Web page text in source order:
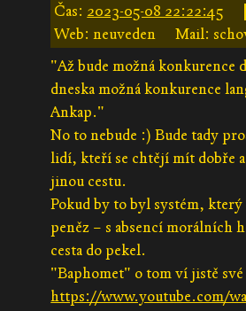
Čas: 2023-05-08 22:22:45
Web: neuveden
Mail:
"Až bude možná konkurence
dneska možná konkurence
Ankap."
No to nebude :) Bude tady
lidí, kteří se chtějí mít dobře
jinou cestu.
Pokud by to byl systém,
peněz – s absencí morálních
cesta do pekel.
"Baphomet" o tom ví jistě
https://www.youtube.com/